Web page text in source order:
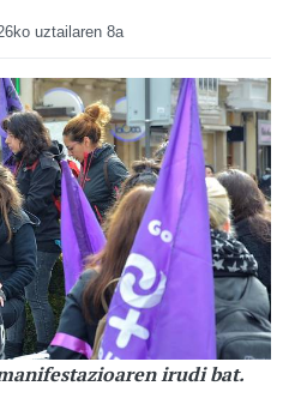
uztailaren 8a
irudi bat.